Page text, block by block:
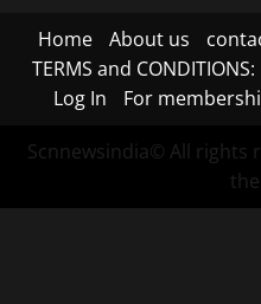
Home About us
TERMS and CONDITIONS:
Log In
For
Scnnewsindia© All rights